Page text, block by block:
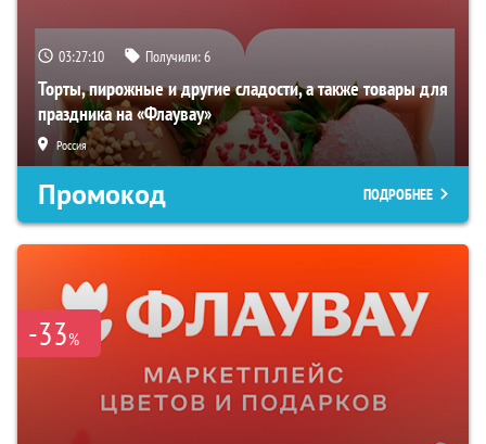
03:27:09 Получили:6
Торты, пирожные и другие сладости, а также товары для
праздника на «Флаувау»
Россия
Промокод ПОДРОБНЕЕ
-33%